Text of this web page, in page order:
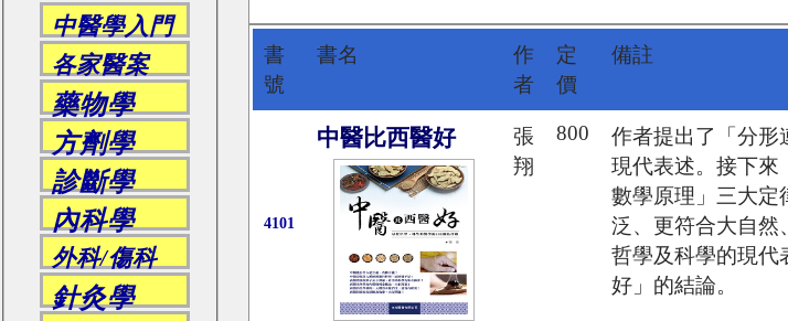
中醫學入門
各家醫案
藥物學
方劑學
診斷學
內科學
外科/傷科
針灸學
書
號
書名
作
者
定
價
備註
4101
中醫比西醫好
張
翔
800
作者提出了「分形
現代表述。接下來
數學原理」三大定
泛、更符合大自然
哲學及科學的現代
好」的結論。